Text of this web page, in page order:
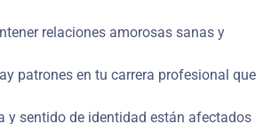
relaciones amorosas sanas y
patrones en tu carrera profesional que
y sentido de identidad están afectados